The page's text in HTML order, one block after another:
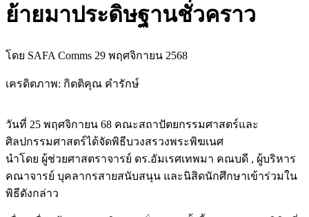
ย้ายมาประดิษฐานชั่วคราว
โดย SAFA Comms 29 พฤศจิกายน 2568
เครดิตภาพ: กิตติคุณ คำรักษ์
วันที่ 25 พฤศจิกายน 68 คณะสถาปัตยกรรมศาสตร์และ
ศิลปกรรมศาสตร์ได้จัดพิธีบวงสรวงพระพิฆเนศ
นำโดย ผู้ช่วยศาสตราจารย์ ดร.อัมเรศเทพมา คณบดี , ผู้บริหาร
คณาจารย์ บุคลากรสายสนับสนุน และนิสิดนักศึกษาเข้าร่วมใน
พิธีดังกล่าว